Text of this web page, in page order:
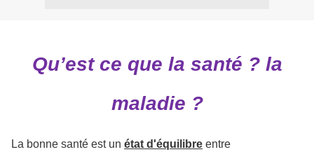
Qu’est ce que la santé ? la
maladie ?
La bonne santé est un état d'équilibre entre